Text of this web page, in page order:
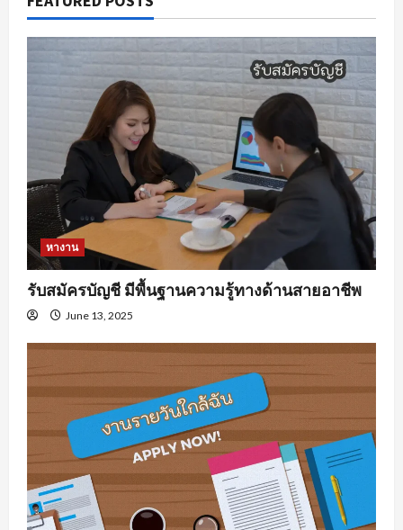
หางาน
รับสมัครบัญชี มีพื้นฐานความรู้ทางด้านสายอาชีพ
June 13, 2025